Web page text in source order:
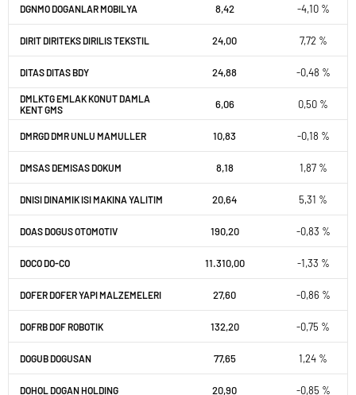
DGNMO DOGANLAR MOBILYA 8,42 -4,10 %
DIRIT DIRITEKS DIRILIS TEKSTIL 24,00 7,72 %
DITAS DITAS BDY 24,88 -0,48 %
DMLKTG EMLAK KONUT DAMLA
KENT GMS
6,06 0,50 %
DMRGD DMR UNLU MAMULLER 10,83 -0,18 %
DMSAS DEMISAS DOKUM 8,18 1,87 %
DNISI DINAMIK ISI MAKINA YALITIM 20,64 5,31 %
DOAS DOGUS OTOMOTIV 190,20 -0,83 %
DOCO DO-CO 11.310,00 -1,33 %
DOFER DOFER YAPI MALZEMELERI 27,60 -0,86 %
DOFRB DOF ROBOTIK 132,20 -0,75 %
DOGUB DOGUSAN 77,65 1,24 %
DOHOL DOGAN HOLDING 20,90 -0,85 %